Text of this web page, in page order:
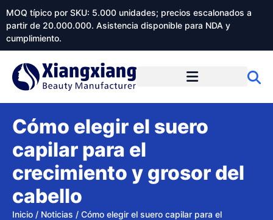
MOQ típico por SKU: 5.000 unidades; precios escalonados a
partir de 20.000.000. Asistencia disponible para NDA y
cumplimiento.
Cómo elegir el suero
capilar para el
crecimiento y grosor del
cabello
Inicio / Noticias / Cómo elegir el suero capilar para el